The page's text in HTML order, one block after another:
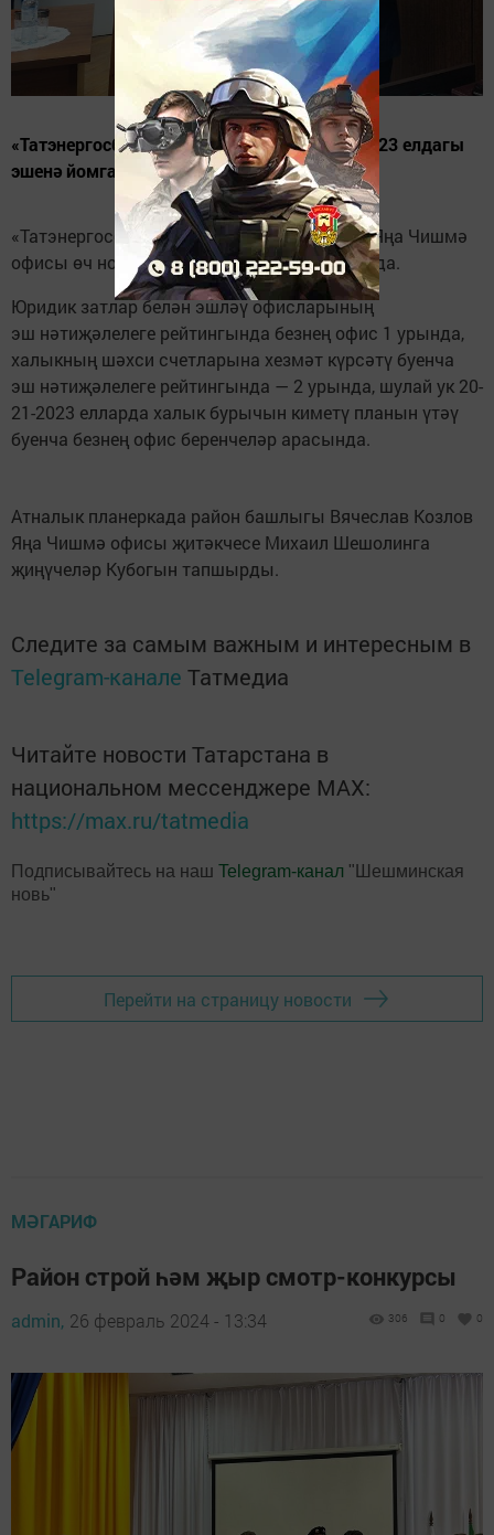
«Татэнергосбыт» АҖ үз филиалларының 2023 елдагы
эшенә йомгак ясады.
«Татэнергосбыт» АҖ Чистай филиалының Яңа Чишмә
офисы өч номинациядә җиңүчеләр арасында.
Юридик затлар белән эшләү офисларының
эш нәтиҗәлелеге рейтингында безнең офис 1 урында,
халыкның шәхси счетларына хезмәт күрсәтү буенча
эш нәтиҗәлелеге рейтингында — 2 урында, шулай ук 20-
21-2023 елларда халык бурычын киметү планын үтәү
буенча безнең офис беренчеләр арасында.
Атналык планеркада район башлыгы Вячеслав Козлов
Яңа Чишмә офисы җитәкчесе Михаил Шешолинга
җиңүчеләр Кубогын тапшырды.
Следите за самым важным и интересным в
Telegram-канале Татмедиа
Читайте новости Татарстана в
национальном мессенджере MАХ:
https://max.ru/tatmedia
Подписывайтесь на наш Telegram-канал "Шешминская
новь"
Перейти на страницу новости
МӘГАРИФ
Район строй һәм җыр смотр-конкурсы
admin, 26 февраль 2024 - 13:34 306 0 0